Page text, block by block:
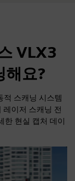
VLX3
해요?
적 스캐닝 시스템
레이저 스캐닝 전
한 현실 캡처 데이